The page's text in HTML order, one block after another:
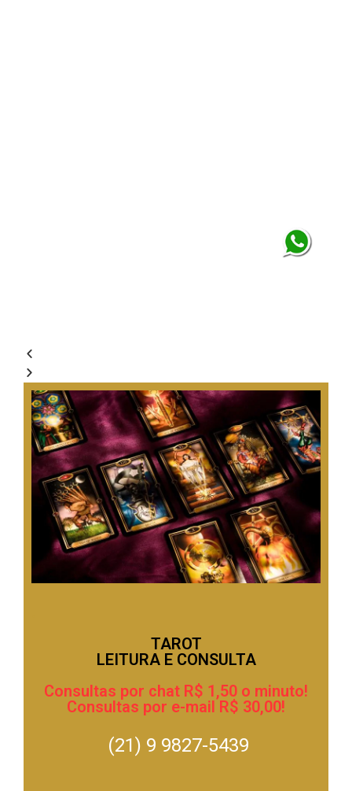
TAROT
LEITURA E CONSULTA
Consultas por chat R$ 1,50 o minuto!
Consultas por e-mail R$ 30,00!
(21) 9 9827-5439